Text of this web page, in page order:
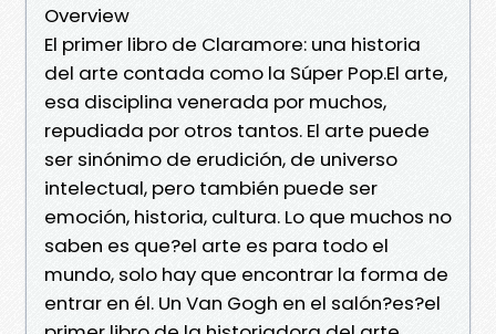
Overview
El primer libro de Claramore: una historia
del arte contada como la Súper Pop.El arte,
esa disciplina venerada por muchos,
repudiada por otros tantos. El arte puede
ser sinónimo de erudición, de universo
intelectual, pero también puede ser
emoción, historia, cultura. Lo que muchos no
saben es que?el arte es para todo el
mundo, solo hay que encontrar la forma de
entrar en él. Un Van Gogh en el salón?es?el